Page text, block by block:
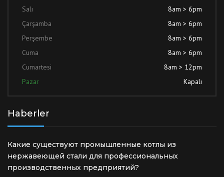
Salı
8am > 6pm
Çarşamba
8am > 6pm
Perşembe
8am > 6pm
Cuma
8am > 6pm
Cumartesi
8am > 12pm
Pazar
Kapalı
Haberler
Какие существуют промышленные котлы из
нержавеющей стали для профессиональных
производственных предприятий?